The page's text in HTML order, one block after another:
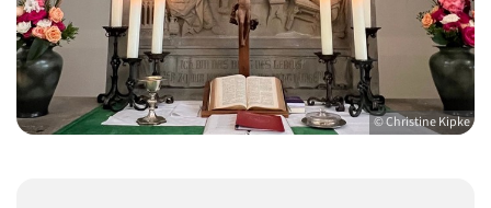
© Christine Kipke